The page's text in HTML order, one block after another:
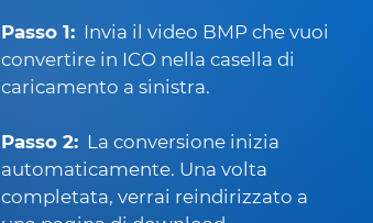
Passo 1: Invia il video BMP che vuoi
convertire in ICO nella casella di
caricamento a sinistra.
Passo 2: La conversione inizia
automaticamente. Una volta
completata, verrai reindirizzato a